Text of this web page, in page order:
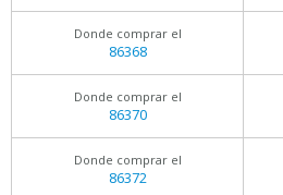
Donde comprar el
86368
Donde comprar el
86370
Donde comprar el
86372